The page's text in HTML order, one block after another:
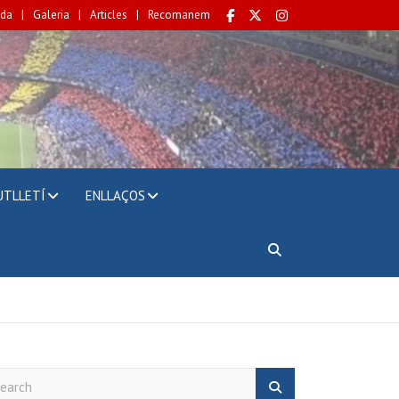
Galeria Articles Recomanem
ENLLAÇOS